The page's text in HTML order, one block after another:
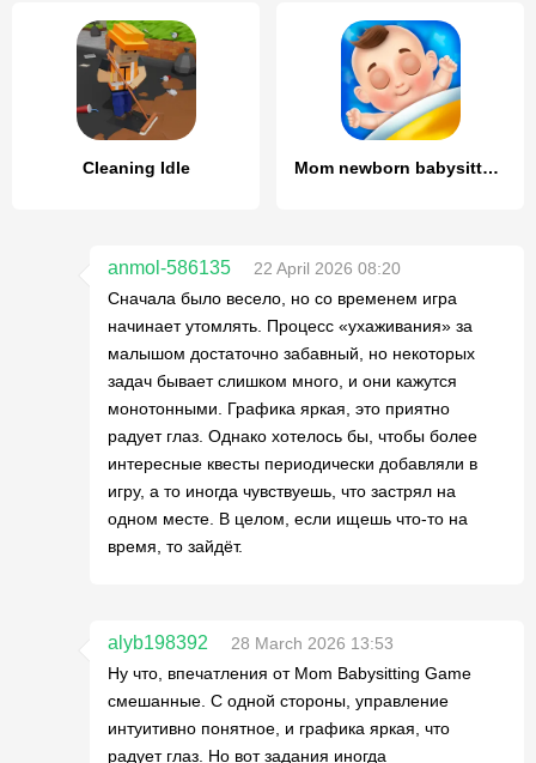
Cleaning Idle Mom newborn babysitter care
anmol-586135
22 April 2026 08:20
Сначала было весело, но со временем игра
начинает утомлять. Процесс «ухаживания» за
малышом достаточно забавный, но некоторых
задач бывает слишком много, и они кажутся
монотонными. Графика яркая, это приятно
радует глаз. Однако хотелось бы, чтобы более
интересные квесты периодически добавляли в
игру, а то иногда чувствуешь, что застрял на
одном месте. В целом, если ищешь что-то на
время, то зайдёт.
alyb198392
28 March 2026 13:53
Ну что, впечатления от Mom Babysitting Game
смешанные. С одной стороны, управление
интуитивно понятное, и графика яркая, что
радует глаз. Но вот задания иногда